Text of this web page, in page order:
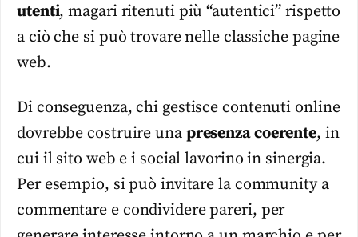
utenti, magari ritenuti più “autentici” rispetto
a ciò che si può trovare nelle classiche pagine
web.
Di conseguenza, chi gestisce contenuti online
dovrebbe costruire una presenza coerente, in
cui il sito web e i social lavorino in sinergia.
Per esempio, si può invitare la community a
commentare e condividere pareri, per